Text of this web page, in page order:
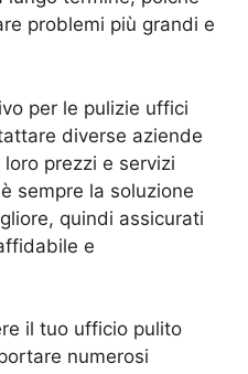
problemi più grandi e
per le pulizie uffici
diverse aziende
prezzi e servizi
sempre la soluzione
quindi assicurati
e
il tuo ufficio pulito
numerosi